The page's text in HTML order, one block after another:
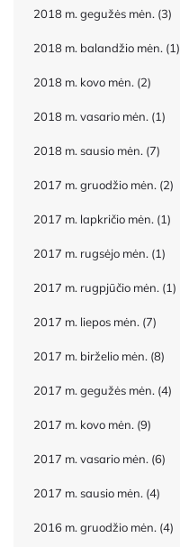
2018 m. gegužės mėn. (3)
2018 m. balandžio mėn. (1)
2018 m. kovo mėn. (2)
2018 m. vasario mėn. (1)
2018 m. sausio mėn. (7)
2017 m. gruodžio mėn. (2)
2017 m. lapkričio mėn. (1)
2017 m. rugsėjo mėn. (1)
2017 m. rugpjūčio mėn. (1)
2017 m. liepos mėn. (7)
2017 m. birželio mėn. (8)
2017 m. gegužės mėn. (4)
2017 m. kovo mėn. (9)
2017 m. vasario mėn. (6)
2017 m. sausio mėn. (4)
2016 m. gruodžio mėn. (4)